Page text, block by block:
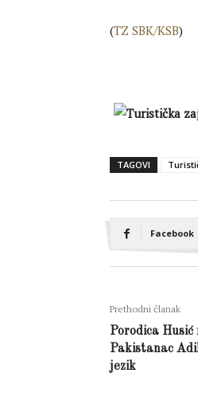
(TZ SBK/KSB)
TAGOVI
Facebook
Prethodni članak
Porodica
Pakistanac
jezik